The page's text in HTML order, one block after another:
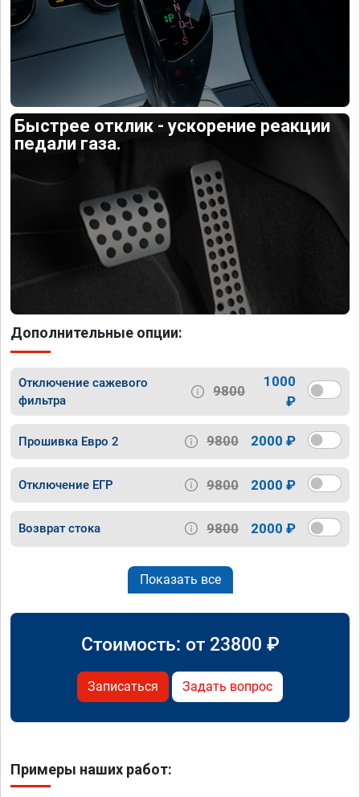
Быстрее отклик - ускорение реакции
педали газа.
Дополнительные опции:
Отключение сажевого
фильтра
9800
1000
₽
Прошивка Евро 2 9800 2000 ₽
Отключение ЕГР 9800 2000 ₽
Возврат стока 9800 2000 ₽
Показать все
Стоимость: от 23800 ₽
Записаться Задать вопрос
Примеры наших работ: